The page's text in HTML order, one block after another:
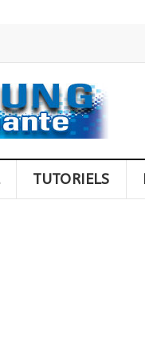
TUTORIELS